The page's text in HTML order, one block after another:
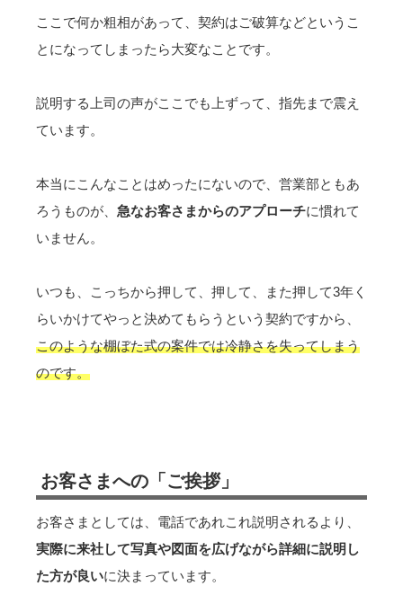
ここで何か粗相があって、契約はご破算などというこ
とになってしまったら大変なことです。
説明する上司の声がここでも上ずって、指先まで震え
ています。
本当にこんなことはめったにないので、 営業部ともあ
ろうものが、 急なお客さまからのアプローチに慣れて
いません。
いつも、こっちから押して、押して、また押して3年く
らいかけてやっと決めてもらうという契約ですから、
このような棚ぼた式の案件では冷静さを失ってしまう
のです。
お客さまへの「ご挨拶」
お客さまとしては、電話であれこれ説明されるより、
実際に来社して写真や図面を広げながら詳細に説明し
た方が良いに決まっています。